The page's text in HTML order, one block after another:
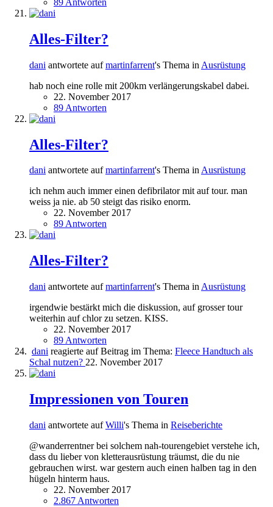
Alles-Filter?
dani antwortete aufmartinfarrent's Thema in Ausrüstung
hab noch eine rolle mit 200km verlängerungskabel dabei.
22. November 2017
89 Antworten
Alles-Filter?
dani antwortete aufmartinfarrent's Thema inAusrüstung
ich nehm auch immer einen defibrilator mit auf tour. man
weiss ja nie. ab 50 steigt das risiko enorm.
22. November 2017
89 Antworten
Alles-Filter?
dani antwortete aufmartinfarrent's Thema in Ausrüstung
irgendwie bestärkt mich die diskussion, auf grosser tour
weiterhin auf chlor zu setzen. KISS.
22. November 2017
89 Antworten
dani reagierte auf Beitrag im Thema: Fleece Handtuch als
Schal nutzen? 22. November 2017
Impressionen von Touren
dani antwortete aufWilli's Thema in Reiseberichte
@wanderrentner bei solchem nah-tourengebiet verstehe ich,
dass du lieber von kletterausrüstung träumst, die du nie
gebrauchen wirst. war gestern auch einen halben tag in den
hügeln hinterm haus.
22. November 2017
2.867 Antworten